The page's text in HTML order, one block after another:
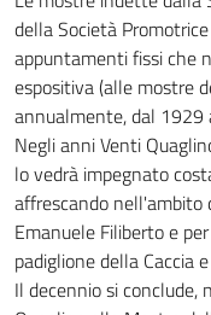
della Società
appuntamenti fissi che
espositiva (alle mostre
annualmente, dal 1929
Negli anni Venti
lo vedrà impegnato
affrescando nell'ambito
Emanuele Filiberto e
padiglione della Caccia
Il decennio si conclude,